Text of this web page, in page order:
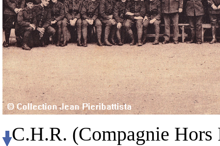
C.H.R. (Compagnie